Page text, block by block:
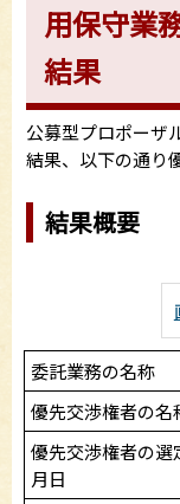
用保守業
結果
公募型プロポーザ
結果、以下の通り
結果概要
委託業務の名称
優先交渉権者の名
優先交渉権者の選
月日